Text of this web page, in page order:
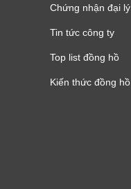
Chứng nhận đại lý
Tin tức công ty
Top list đồng hồ
Kiến thức đồng hồ